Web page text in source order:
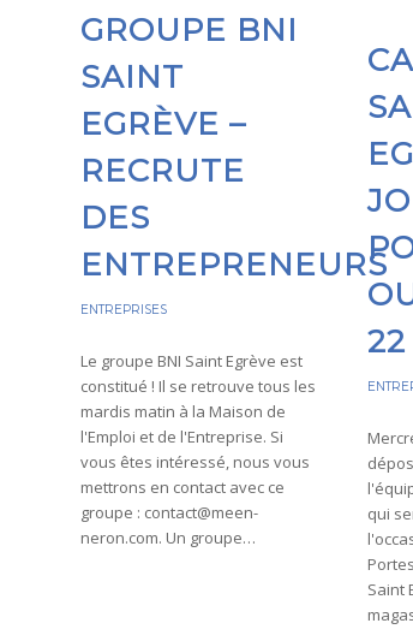
GROUPE BNI
SAINT
EGRÈVE –
RECRUTE
DES
ENTREPRENEURS
ENTREPRISES
Le groupe BNI Saint Egrève est
constitué ! Il se retrouve tous les
mardis matin à la Maison de
l'Emploi et de l'Entreprise. Si
vous êtes intéressé, nous vous
mettrons en contact avec ce
groupe : contact@meen-
neron.com. Un groupe…
22
qui
Saint